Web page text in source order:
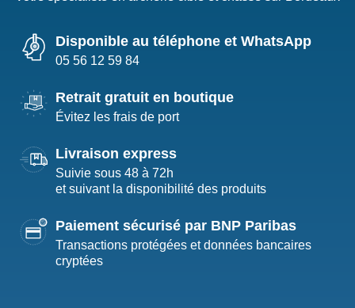
Disponible au téléphone et WhatsApp
05 56 12 59 84
Retrait gratuit en boutique
Évitez les frais de port
Livraison express
Suivie sous 48 à 72h
et suivant la disponibilité des produits
Paiement sécurisé par BNP Paribas
Transactions protégées et données bancaires
cryptées